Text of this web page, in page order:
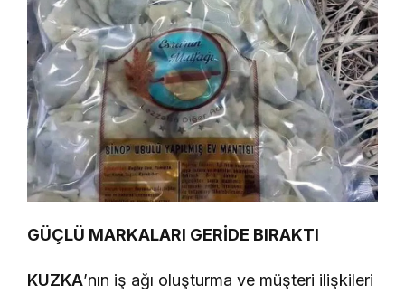
GÜÇLÜ MARKALARI GERİDE BIRAKTI
KUZKA’nın iş ağı oluşturma ve müşteri ilişkileri